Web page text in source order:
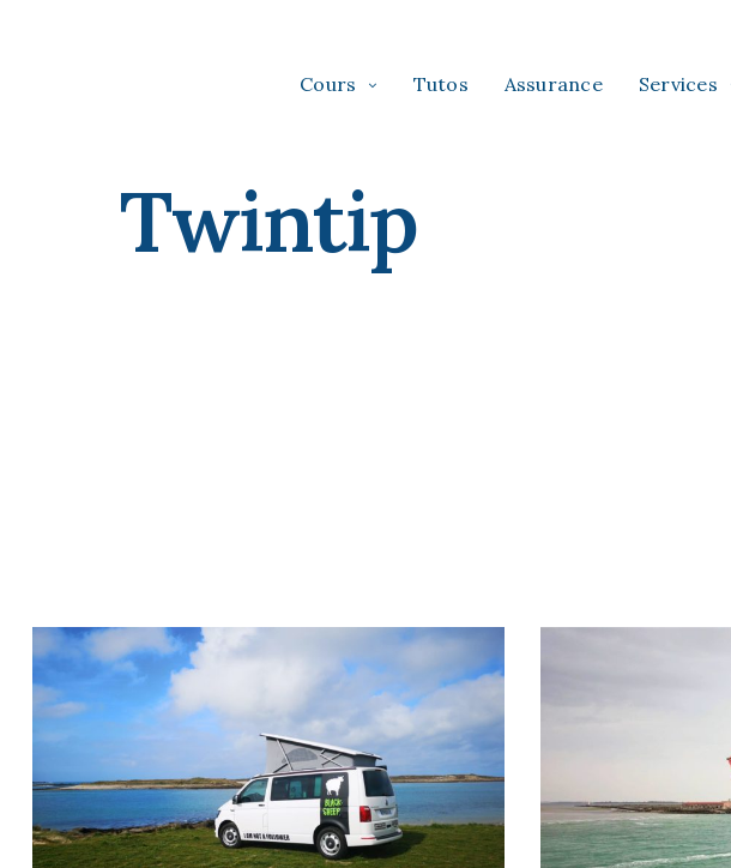
Cours Tutos Assurance Services
Twintip